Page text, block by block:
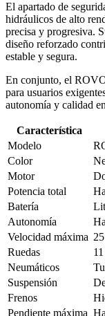
El apartado de
hidráulicos de alto
precisa y progresiva.
diseño reforzado
estable y segura.
En conjunto, el
para usuarios
autonomía y calidad
Característica
Modelo
Color
Motor
Potencia total
Batería
Autonomía
Velocidad máxima
Ruedas
Neumáticos
Suspensión
Frenos
Pendiente máxima